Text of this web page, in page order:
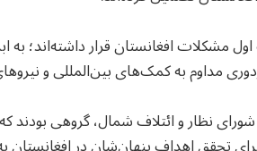
مشکلات افغانستان قرار داشته‌اند؛
مداوم به کمک‌های بین‌المللی و
نظار و ائتلاف شمال، گروهی بودند